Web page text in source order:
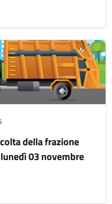
della frazione
03 novembre